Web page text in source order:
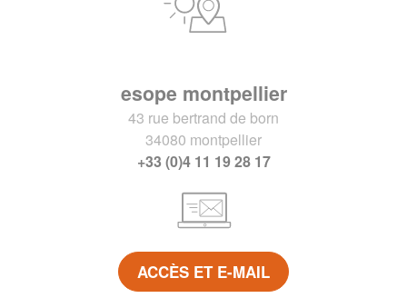
esope montpellier
43 rue bertrand de born
34080 montpellier
+33 (0)4 11 19 28 17
ACCÈS ET E-MAIL